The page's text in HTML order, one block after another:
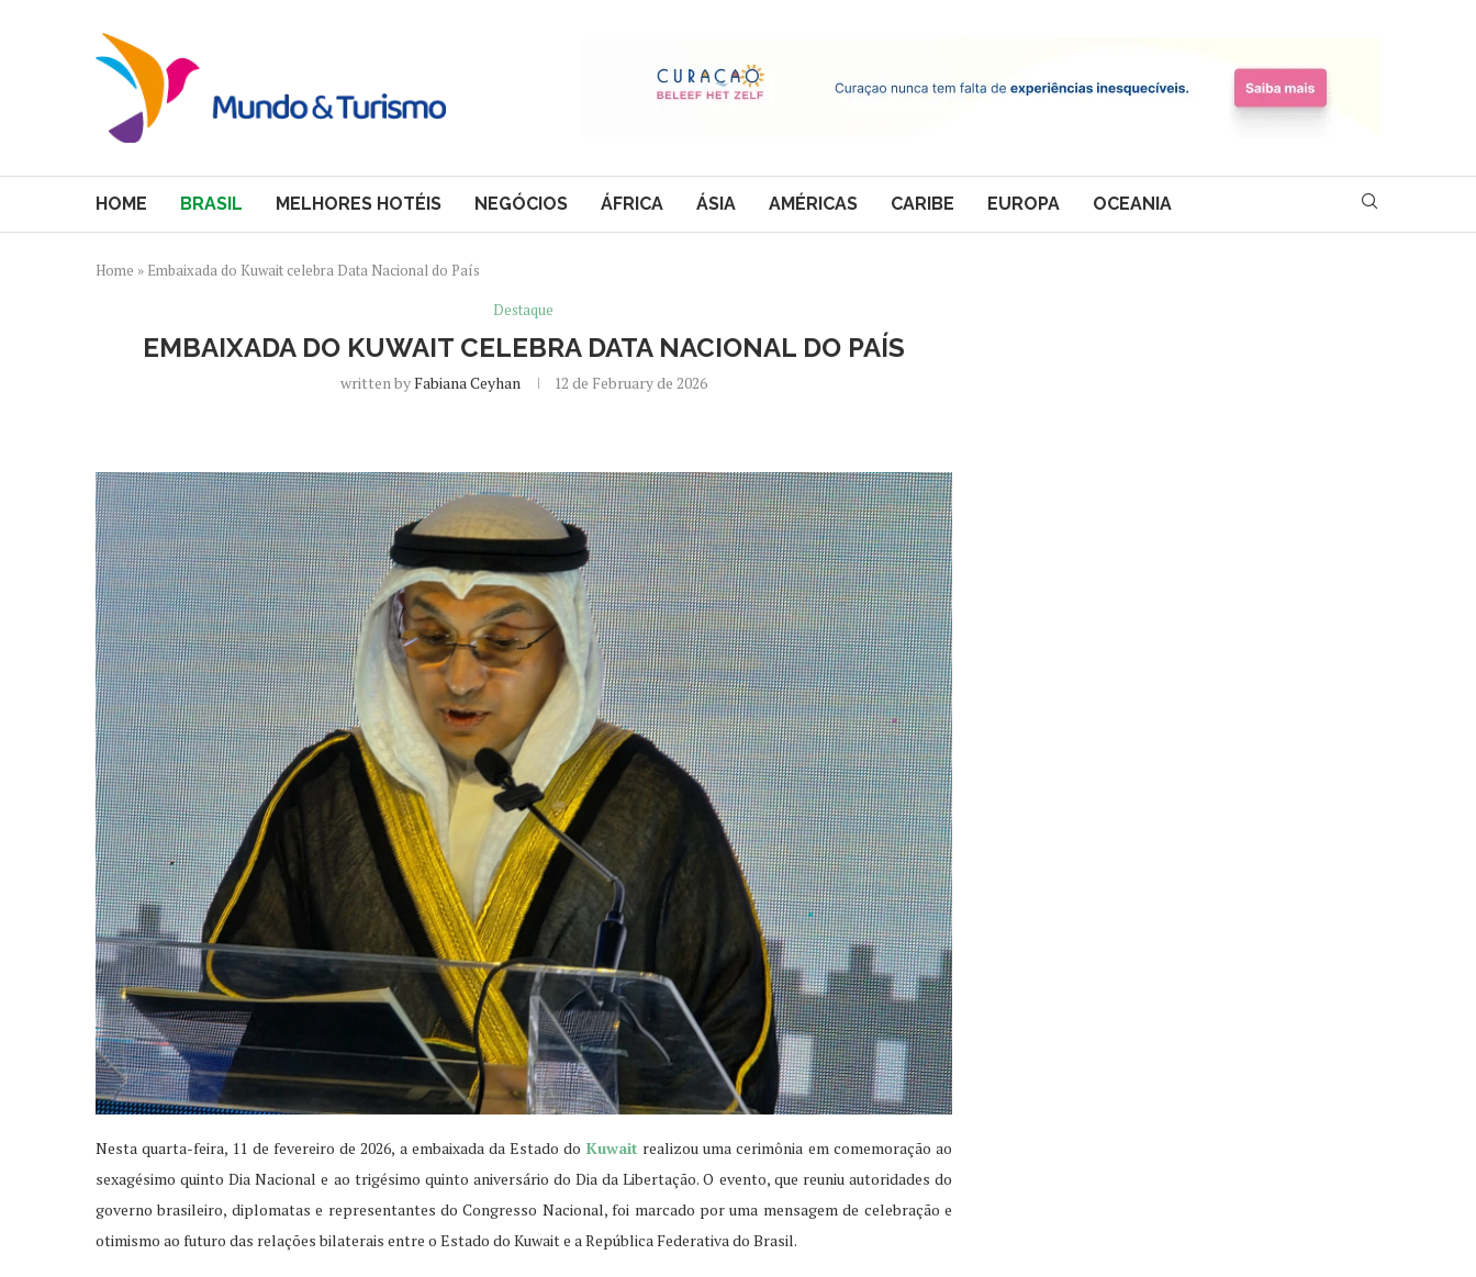
HOME BRASIL MELHORES HOTÉIS NEGÓCIOS ÁFRICA ÁSIA AMÉRICAS CARIBE EUROPA OCEANIA
Home » Embaixada do Kuwait celebra Data Nacional do País
Destaque
EMBAIXADA DO KUWAIT CELEBRA DATA NACIONAL DO PAÍS
written byFabiana Ceyhan 12 de February de 2026
Nesta quarta-feira, 11 de fevereiro de 2026, a embaixada da Estado do Kuwait realizou uma cerimônia em comemoração ao
sexagésimo quinto Dia Nacional e ao trigésimo quinto aniversário do Dia da Libertação. O evento, que reuniu autoridades do
governo brasileiro, diplomatas e representantes do Congresso Nacional, foi marcado por uma mensagem de celebração e
otimismo ao futuro das relações bilaterais entre o Estado do Kuwait e a República Federativa do Brasil.